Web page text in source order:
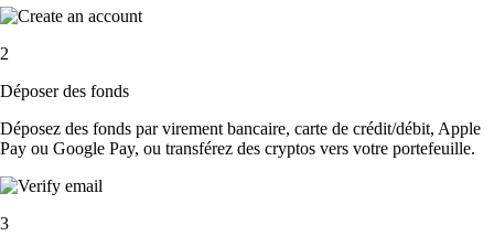
2
Déposer des fonds
Déposez des fonds par virement bancaire, carte de crédit/débit, Apple
Pay ou Google Pay, ou transférez des cryptos vers votre portefeuille.
3